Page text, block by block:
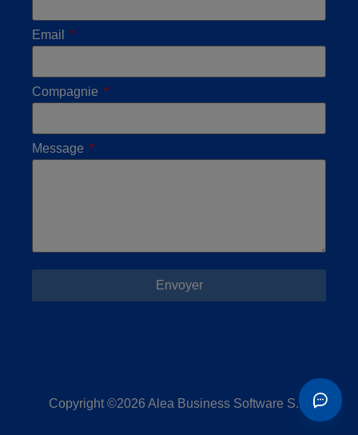
Email
Compagnie
Message
Envoyer
Copyright ©2026 Alea Business Software S.L.